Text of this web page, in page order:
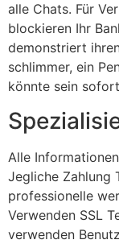
alle Chats. Für
blockieren Ihr
demonstriert
schlimmer, ein
könnte sein
Alle
Jegliche Zahlung
professionelle
Verwenden SSL
verwenden